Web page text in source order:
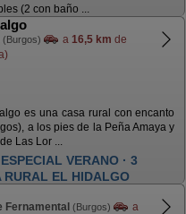
(2 con baño ...
(Burgos) a 16,5 km de
es una casa rural con encanto
a los pies de la Peña Amaya y
Las Lor ...
VERANO · 3
RURAL EL HIDALGO
Fernamental (Burgos)
a